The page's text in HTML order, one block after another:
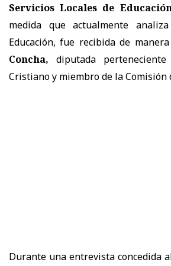
Servicios Locales de
medida que actualmente
Educación, fue recibida de
Concha, diputada
Cristiano y miembro de la Comisión
Durante una entrevista concedida